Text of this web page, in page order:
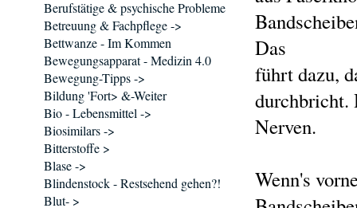
Das
führt dazu,
durchbricht.
Nerven.
Wenn's
Berufstätige & psychische Probleme
Betreuung & Fachpflege ->
Bettwanze - Im Kommen
Bewegungsapparat - Medizin 4.0
Bewegung-Tipps ->
Bildung 'Fort> &-Weiter
Bio - Lebensmittel ->
Biosimilars ->
Bitterstoffe >
Blase ->
Blindenstock - Restsehend gehen?!
Blut- >